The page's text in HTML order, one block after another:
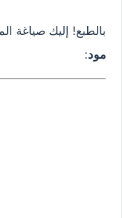
بالطبع! إليك صياغة
مود: